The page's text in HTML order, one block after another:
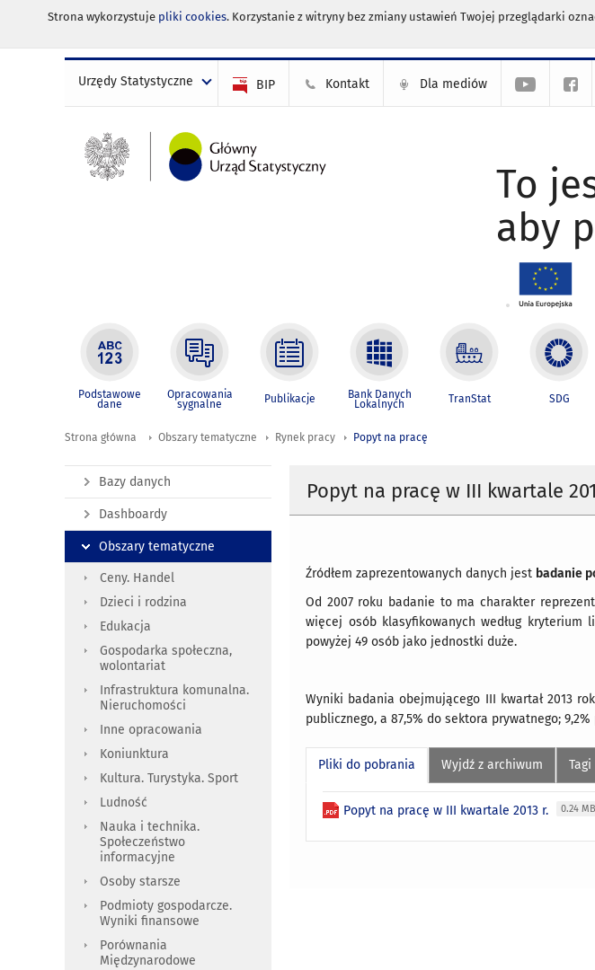
Strona wykorzystuje pliki cookies. Korzystanie z witryny bez zmiany ustawień Twojej przeglądarki
Urzędy Statystyczne BIP Kontakt Dla mediów
To
aby
Podstawowe
dane
Opracowania
sygnalne Publikacje Bank Danych
Lokalnych TranStat SDG
Strona główna Obszary tematyczne Rynek pracy Popyt na pracę
Popyt na pracę w III kwartale
Źródłem zaprezentowanych danych jest badanie
Od 2007 roku badanie to ma charakter
więcej osób klasyfikowanych według
powyżej 49 osób jako jednostki duże.
Wyniki badania obejmującego III kwartał 2013
publicznego, a 87,5% do sektora prywatnego;
Pliki do pobrania Wyjdź z archiwum Tagi
Popyt na pracę w III kwartale 2013 r. 0.24 MB
Bazy danych
Dashboardy
Obszary tematyczne
Ceny. Handel
Dzieci i rodzina
Edukacja
Gospodarka społeczna,
wolontariat
Infrastruktura komunalna.
Nieruchomości
Inne opracowania
Koniunktura
Kultura. Turystyka. Sport
Ludność
Nauka i technika.
Społeczeństwo
informacyjne
Osoby starsze
Podmioty gospodarcze.
Wyniki finansowe
Porównania
Międzynarodowe